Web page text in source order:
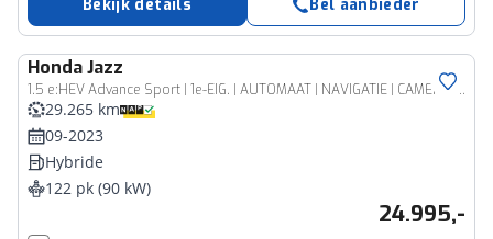
Bekijk details Bel aanbieder
HondaJazz
1.5 e:HEV Advance Sport | 1e-EIG. | AUTOMAAT | NAVIGATIE | CAMERA | LMV | CLIMA | 12 MAANDEN BOVAG GARANTIE |
29.265 km
09-2023
Hybride
122 pk (90 kW)
24.995,-